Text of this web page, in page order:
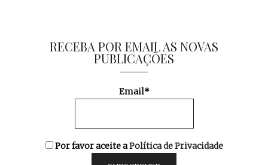
RECEBA POR EMAIL AS NOVAS
PUBLICAÇÕES
Email*
Por favor aceite aPolítica de Privacidade